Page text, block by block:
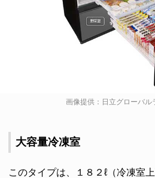
画像提供：日立グローバル
大容量冷凍室
このタイプは、１８２ℓ（冷凍室